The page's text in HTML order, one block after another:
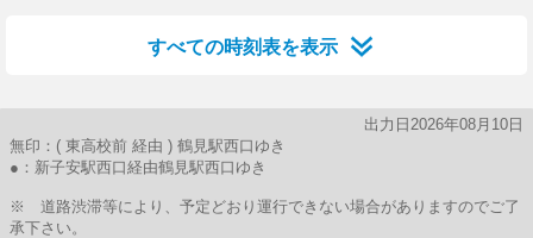
すべての時刻表を表示
出力日2026年08月10日
無印：( 東高校前 経由 ) 鶴見駅西口ゆき
●：新子安駅西口経由鶴見駅西口ゆき
※ 道路渋滞等により、予定どおり運行できない場合がありますのでご了
承下さい。